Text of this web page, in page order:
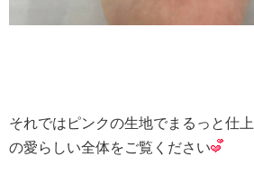
それではピンクの生地でまるっと仕
の愛らしい全体をご覧ください